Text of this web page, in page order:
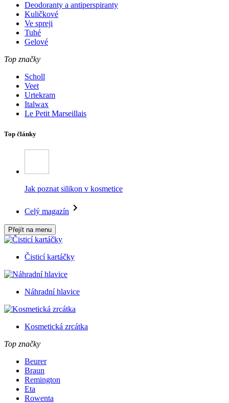
Deodoranty a antiperspiranty
Kuličkové
Ve spreji
Tuhé
Gelové
Top značky
Scholl
Veet
Urtekram
Italwax
Le Petit Marseillais
Top články
Jak poznat silikon v kosmetice
Celý magazín
Přejít na menu
Čisticí kartáčky
Náhradní hlavice
Kosmetická zrcátka
Top značky
Beurer
Braun
Remington
Eta
Rowenta